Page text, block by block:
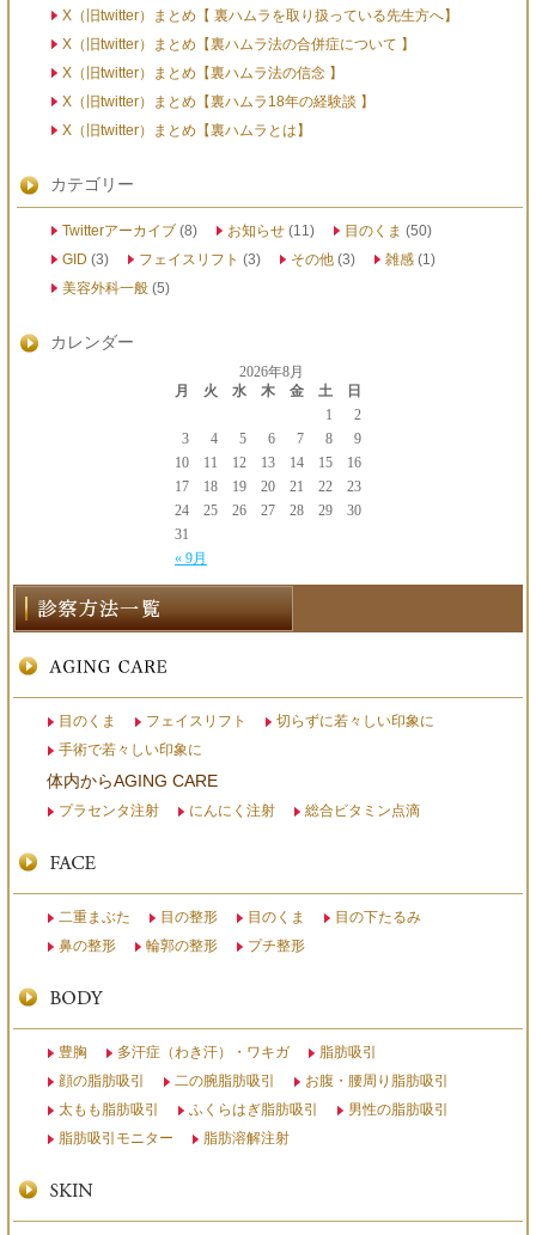
X（旧twitter）まとめ【 裏ハムラを取り扱っている先生方へ】
X（旧twitter）まとめ【裏ハムラ法の合併症について 】
X（旧twitter）まとめ【裏ハムラ法の信念 】
X（旧twitter）まとめ【裏ハムラ18年の経験談 】
X（旧twitter）まとめ【裏ハムラとは】
カテゴリー
Twitterアーカイブ (8) お知らせ (11) 目のくま (50)
GID (3) フェイスリフト (3) その他 (3) 雑感 (1)
美容外科一般 (5)
カレンダー
2026年8月
月
火 水 木 金 土 日
« 9月
1
2
3
4 5 6 7 8
9
10
11 12 13 14 15
16
17
18 19 20 21 22
23
24
25 26 27 28 29
30
31
目のくま フェイスリフト
切らずに若々しい印象に
手術で若々しい印象に
体内からAGING CARE
プラセンタ注射 にんにく注射 総合ビタミン点滴
二重まぶた 目の整形 目のくま
目の下たるみ
鼻の整形
輪郭の整形 プチ整形
豊胸 多汗症（わき汗）・ワキガ
脂肪吸引
顔の脂肪吸引
二の腕脂肪吸引
お腹・腰周り脂肪吸引
太もも脂肪吸引
ふくらはぎ脂肪吸引
男性の脂肪吸引
脂肪吸引モニター
脂肪溶解注射